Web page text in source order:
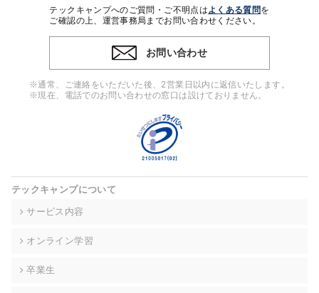
※上記の利用目的に基づいた本人への連絡及び配信について
4. 個人情報の第三者提供
ンをとるために、氏名等の一部の情報をサービス内で使用する
チャットツールで発信することにより、本サービスの他の利用
者等に提供することがあります。
当社は事業運営上、前項利用目的の範囲に限って個人情報を外
高い委託先を選定し、個人情報の適正管理・機密保持について
個人情報の開示等(利用目的の通知、開示、内容の訂正・追加・
て、下記の当社問合わせ窓口に申し出ることができます。その
テックキャンプへのご質問・ご不明点はよくある質問を
ご確認の上、運営事務局までお問い合わせください。
お問い合わせ
※通常、ご連絡をいただいた後、2営業日以内に返信いたします。
※現在、電話でのお問い合わせの窓口は設けておりません。
テックキャンプについて
サービス内容
オンライン学習
卒業生